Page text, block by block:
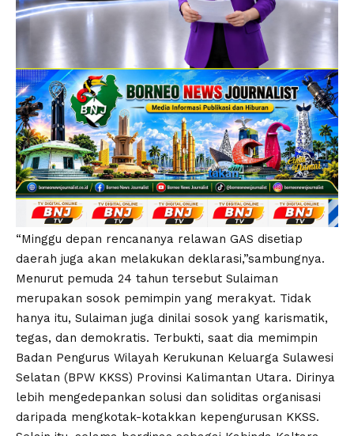
“Minggu depan rencananya relawan GAS disetiap
daerah juga akan melakukan deklarasi,”sambungnya.
Menurut pemuda 24 tahun tersebut Sulaiman
merupakan sosok pemimpin yang merakyat. Tidak
hanya itu, Sulaiman juga dinilai sosok yang karismatik,
tegas, dan demokratis. Terbukti, saat dia memimpin
Badan Pengurus Wilayah Kerukunan Keluarga Sulawesi
Selatan (BPW KKSS) Provinsi Kalimantan Utara. Dirinya
lebih mengedepankan solusi dan soliditas organisasi
daripada mengkotak-kotakkan kepengurusan KKSS.